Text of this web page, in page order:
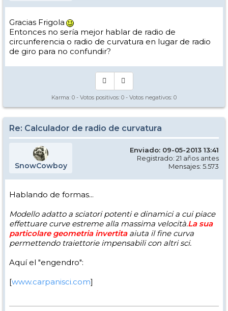
Gracias Frigola
Entonces no sería mejor hablar de radio de
circunferencia o radio de curvatura en lugar de radio
de giro para no confundir?
Karma: 0 - Votos positivos: 0 - Votos negativos: 0
Re: Calculador de radio de curvatura
SnowCowboy
Enviado: 09-05-2013 13:41
Registrado: 21 años antes
Mensajes: 5.573
Hablando de formas...
Modello adatto a sciatori potenti e dinamici a cui piace
effettuare curve estreme alla massima velocità.La sua
particolare geometria invertitaaiuta il fine curva
permettendo traiettorie impensabili con altri sci.
Aquí el "engendro":
[www.carpanisci.com]